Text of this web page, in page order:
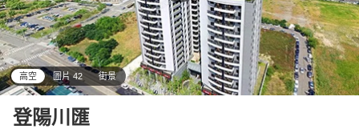
高空 圖片 42 街景
登陽川匯